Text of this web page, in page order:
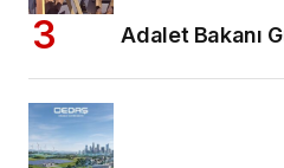
Adalet Bakanı